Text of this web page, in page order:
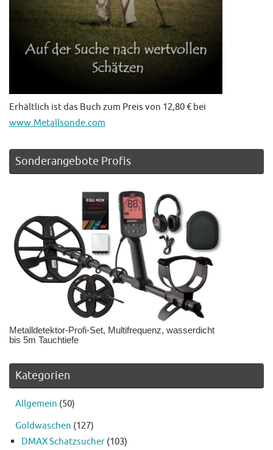
Erhältlich ist das Buch zum Preis von 12,80 € bei
www.Metallsonde.com
Sonderangebote Profis
Metalldetektor-Profi-Set, Multifrequenz, wasserdicht
bis 5m Tauchtiefe
Kategorien
Allgemein (50)
Goldwaschen (127)
DMAX Schatzsucher (103)